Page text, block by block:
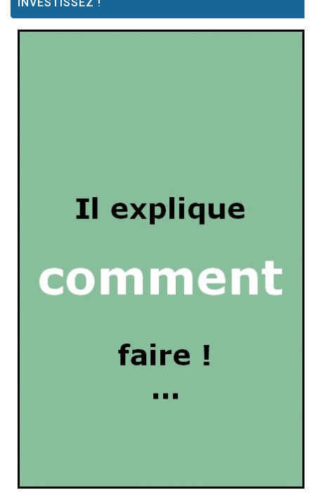
INVESTISSEZ !